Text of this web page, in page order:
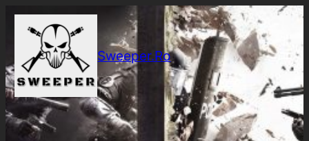
Sari
conținut
Sweeper.Ro